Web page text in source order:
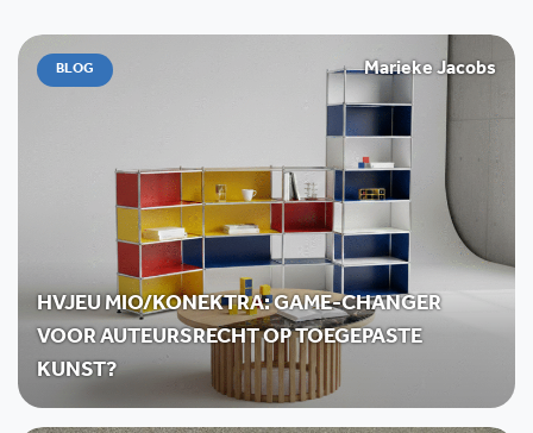
BLOG Marieke Jacobs
HVJEU MIO/KONEKTRA: GAME-CHANGER
VOOR AUTEURSRECHT OP TOEGEPASTE
KUNST?